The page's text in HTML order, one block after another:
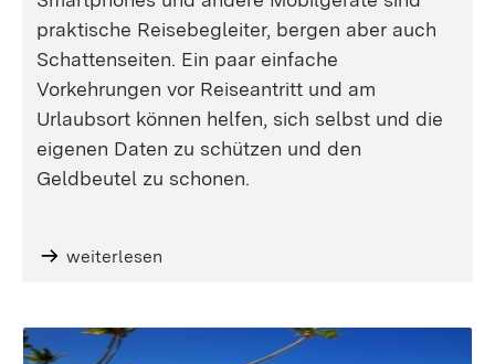
praktische Reisebegleiter, bergen aber auch
Schattenseiten. Ein paar einfache
Vorkehrungen vor Reiseantritt und am
Urlaubsort können helfen, sich selbst und die
eigenen Daten zu schützen und den
Geldbeutel zu schonen.
weiterlesen